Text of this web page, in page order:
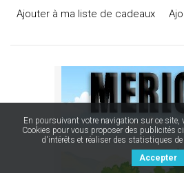
Ajouter à ma liste de cadeaux
En poursuivant votre navigation sur ce
Cookies pour vous proposer des publicités
d'intérêts et réaliser des statistiques
Accepter